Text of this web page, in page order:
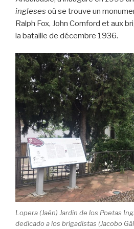
ingleses où se trouve un
Ralph Fox, John Cornford et aux
la bataille de décembre 1936.
Lopera (Jaén) Jardín de los Poetas
dedicado a los brigadistas (Jacobo